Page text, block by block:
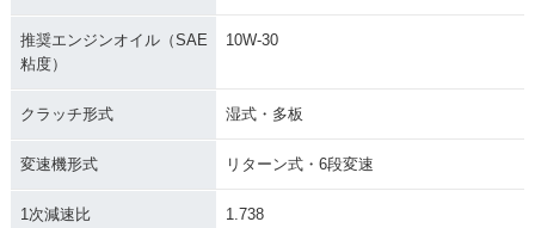
推奨エンジンオイル（SAE
粘度）
10W-30
クラッチ形式 湿式・多板
変速機形式 リターン式・6段変速
1次減速比 1.738